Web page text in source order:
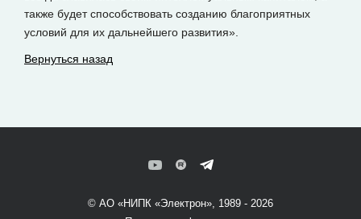
также будет способствовать созданию благоприятных
условий для их дальнейшего развития».
Вернуться назад
© АО «НИПК «Электрон», 1989 - 2026